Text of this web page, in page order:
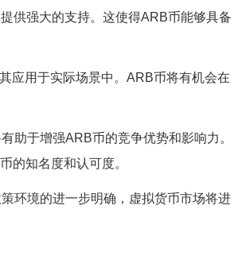
供强大的支持。这使得ARB币能够具备
应用于实际场景中。ARB币将有机会在
助于增强ARB币的竞争优势和影响力。
的知名度和认可度。
环境的进一步明确，虚拟货币市场将进